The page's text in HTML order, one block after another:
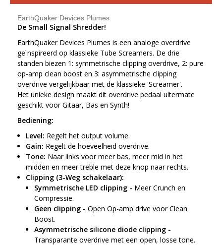
EarthQuaker Devices Plumes
De Small Signal Shredder!
EarthQuaker Devices Plumes is een analoge overdrive
geïnspireerd op klassieke Tube Screamers. De drie
standen biezen 1: symmetrische clipping overdrive, 2: pure
op-amp clean boost en 3: asymmetrische clipping
overdrive vergelijkbaar met de klassieke 'Screamer'.
Het unieke design maakt dit overdrive pedaal uitermate
geschikt voor Gitaar, Bas en Synth!
Bediening:
Level: Regelt het output volume.
Gain: Regelt de hoeveelheid overdrive.
Tone: Naar links voor meer bas, meer mid in het
midden en meer treble met deze knop naar rechts.
Clipping (3-Weg schakelaar):
Symmetrische LED clipping - Meer Crunch en
Compressie.
Geen clipping - Open Op-amp drive voor Clean
Boost.
Asymmetrische silicone diode clipping -
Transparante overdrive met een open, losse tone.